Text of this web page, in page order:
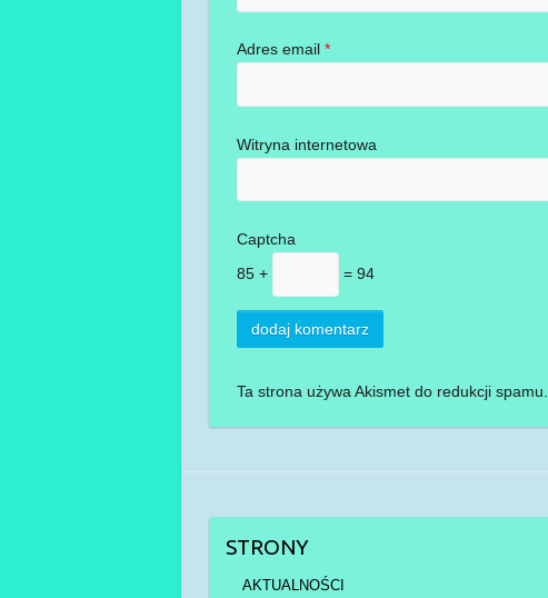
Adres email *
Witryna internetowa
Captcha
85 +
= 94
Ta strona używa Akismet do redukcji spamu.
STRONY
AKTUALNOŚCI